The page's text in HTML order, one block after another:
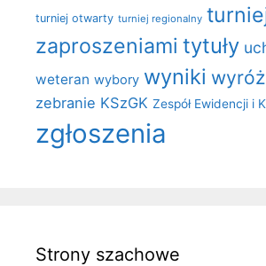
turniej otwarty turniej regionalny
zaproszeniami tytuły
weteran wybory wyniki
zebranie KSzGK Zespół Ewidencji i
zgłoszenia
Strony szachowe